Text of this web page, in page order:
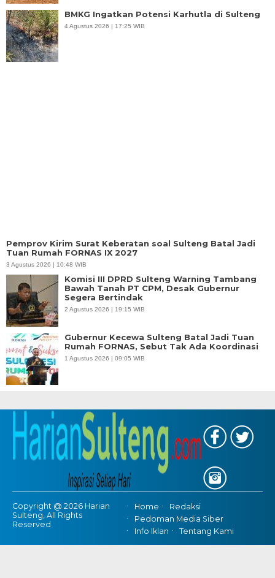
BMKG Ingatkan Potensi Karhutla di Sulteng
4 Agustus 2026 | 17:25 WIB
Copyright @ 2026 Harian
Sulteng, All Rights
Reserved
Home